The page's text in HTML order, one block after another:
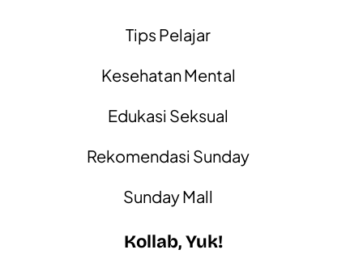
Tips Pelajar
Kesehatan Mental
Edukasi Seksual
Rekomendasi Sunday
Sunday Mall
Kollab, Yuk!